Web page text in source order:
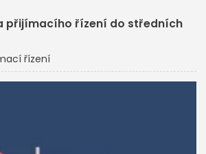
přijímacího řízení do středních
řízení